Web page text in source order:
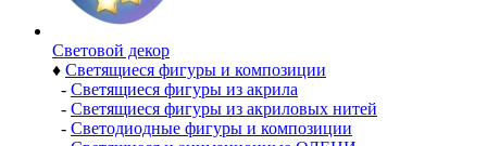
Световой декор
♦ Светящиеся фигуры и композиции
- Светящиеся фигуры из акрила
- Светящиеся фигуры из акриловых нитей
- Светодиодные фигуры и композиции